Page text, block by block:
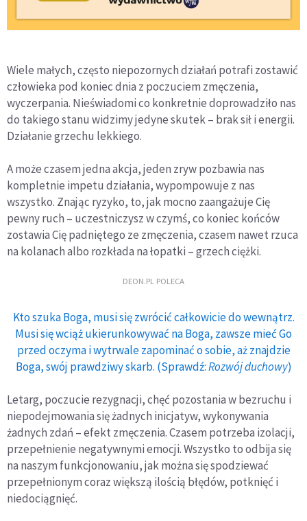
Wiele małych, często niepozornych działań potrafi zostawić
człowieka pod koniec dnia z poczuciem zmęczenia,
wyczerpania. Nieświadomi co konkretnie doprowadziło nas
do takiego stanu widzimy jedyne skutek – brak sił i energii.
Działanie grzechu lekkiego.
A może czasem jedna akcja, jeden zryw pozbawia nas
kompletnie impetu działania, wypompowuje z nas
wszystko. Znając ryzyko, to, jak mocno zaangażuje Cię
pewny ruch – uczestniczysz w czymś, co koniec końców
zostawia Cię padniętego ze zmęczenia, czasem nawet rzuca
na kolanach albo rozkłada na łopatki – grzech ciężki.
DEON.PL POLECA
Kto szuka Boga, musi się zwrócić całkowicie do wewnątrz.
Musi się wciąż ukierunkowywać na Boga, zawsze mieć Go
przed oczyma i wytrwale zapominać o sobie, aż znajdzie
Boga, swój prawdziwy skarb. (Sprawdź:Rozwój duchowy)
Letarg, poczucie rezygnacji, chęć pozostania w bezruchu i
niepodejmowania się żadnych inicjatyw, wykonywania
żadnych zdań – efekt zmęczenia. Czasem potrzeba izolacji,
przepełnienie negatywnymi emocji. Wszystko to odbija się
na naszym funkcjonowaniu, jak można się spodziewać
przepełnionym coraz większą ilością błędów, potknięć i
niedociągnięć.